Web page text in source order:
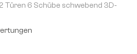
Türen 6 Schübe schwebend 3D-